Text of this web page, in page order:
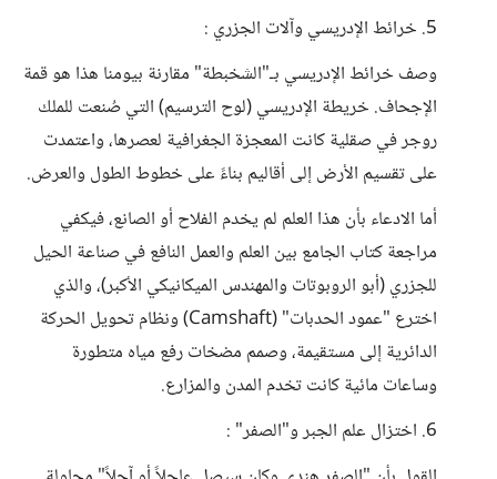
5. خرائط الإدريسي وآلات الجزري :
وصف خرائط الإدريسي بـ"الشخبطة" مقارنة بيومنا هذا هو قمة
الإجحاف. خريطة الإدريسي (لوح الترسيم) التي صُنعت للملك
روجر في صقلية كانت المعجزة الجغرافية لعصرها، واعتمدت
على تقسيم الأرض إلى أقاليم بناءً على خطوط الطول والعرض.
أما الادعاء بأن هذا العلم لم يخدم الفلاح أو الصانع، فيكفي
مراجعة كتاب الجامع بين العلم والعمل النافع في صناعة الحيل
للجزري (أبو الروبوتات والمهندس الميكانيكي الأكبر)، والذي
اخترع "عمود الحدبات" (Camshaft) ونظام تحويل الحركة
الدائرية إلى مستقيمة، وصمم مضخات رفع مياه متطورة
وساعات مائية كانت تخدم المدن والمزارع.
6. اختزال علم الجبر و"الصفر" :